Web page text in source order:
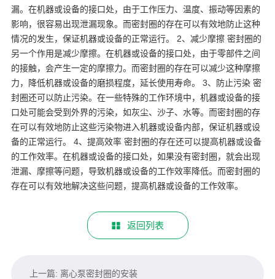
漏。在机器或设备的接口处，由于工作压力、温度、振动等因素的
影响，很容易出现泄漏现象。而密封圈的存在可以有效地防止这种
情况的发生，保证机器或设备的正常运行。 2、减少摩擦 密封圈的
另一个作用是减少摩擦。在机器或设备的接口处，由于零部件之间
的接触，会产生一定的摩擦力。而密封圈的存在可以减少这种摩擦
力，降低机器或设备的磨损程度，延长使用寿命。 3、防止污染 密
封圈还可以防止污染。在一些特殊的工作环境中，机器或设备的接
口处可能会受到外界的污染，如灰尘、沙子、水等。而密封圈的存
在可以有效地防止这些污染物进入机器或设备内部，保证机器或设
备的正常运行。 4、提高效率 密封圈的存在还可以提高机器或设备
的工作效率。在机器或设备的接口处，如果没有密封圈，就会出现
泄漏、摩擦等问题，导致机器或设备的工作效率降低。而密封圈的
存在可以有效地解决这些问题，提高机器或设备的工作效率。
返回列表
上一篇: 离心泵密封圈的安装